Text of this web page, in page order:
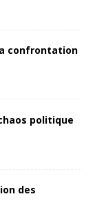
confrontation
politique
des